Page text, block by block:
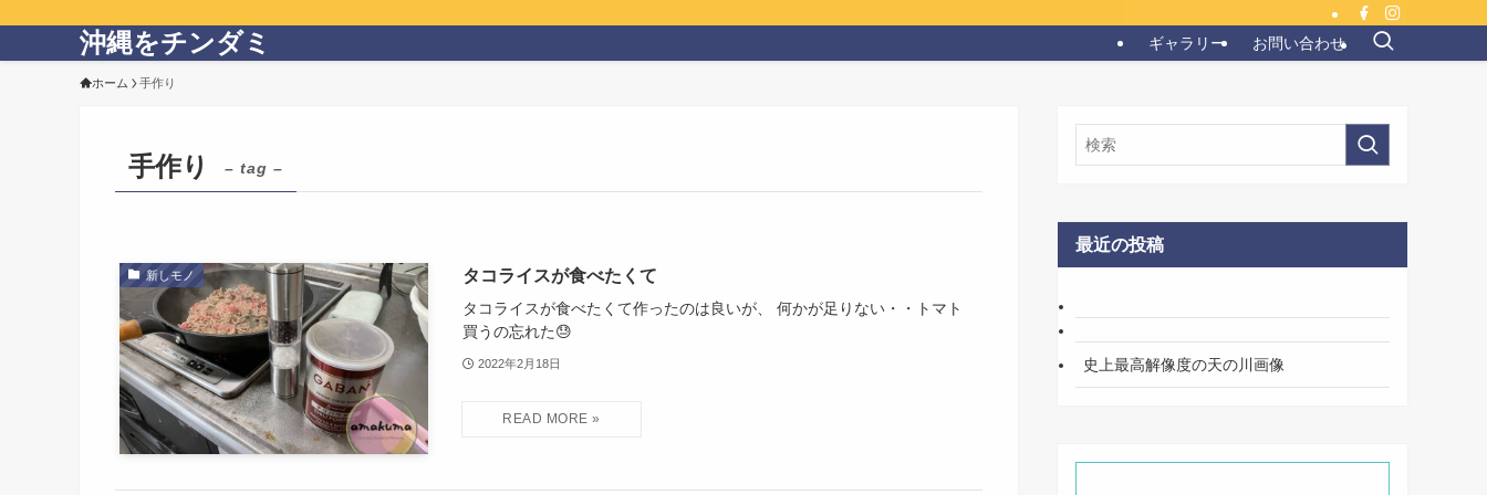
沖縄をチンダミ ギャラリー お問い合わせ
ホーム 手作り
手作り – tag –
新しモノ タコライスが食べたくて
タコライスが食べたくて作ったのは良いが、 何かが足りない・・トマト
買うの忘れた😓
2022年2月18日
最近の投稿
史上最高解像度の天の川画像